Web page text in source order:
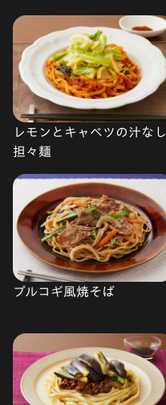
レモンとキャベツの汁なし
担々麺
プルコギ風焼そば